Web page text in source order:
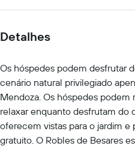
Detalhes
Os hóspedes podem desfrutar
cenário natural privilegiado
Mendoza. Os hóspedes podem
relaxar enquanto desfrutam do
oferecem vistas para o jardim
gratuito. O Robles de Besares